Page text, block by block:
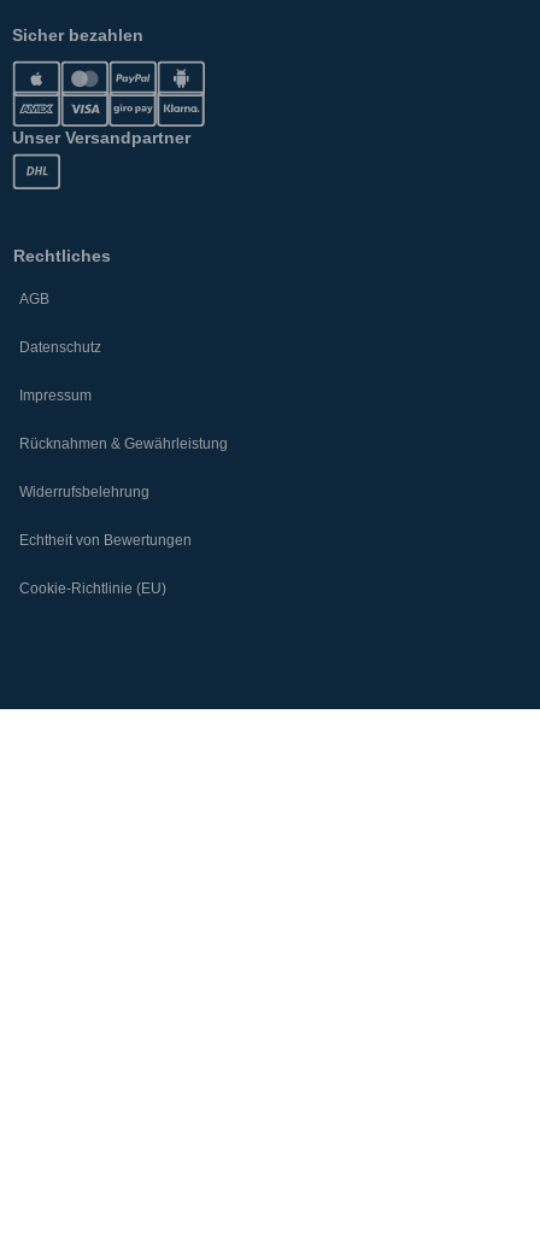
Sicher bezahlen
Unser Versandpartner
Rechtliches
AGB
Datenschutz
Impressum
Rücknahmen & Gewährleistung
Widerrufsbelehrung
Echtheit von Bewertungen
Cookie-Richtlinie (EU)